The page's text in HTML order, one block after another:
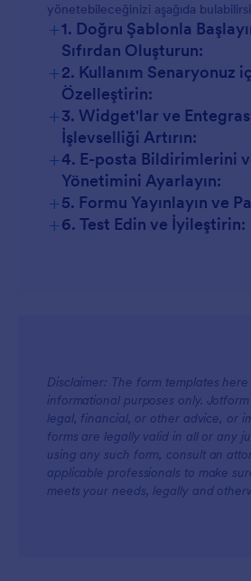
yönetebileceğinizi aşağıda
+1. Doğru Şablonla
Sıfırdan Oluşturun:
+2. Kullanım Senaryonuz
Özelleştirin:
+3. Widget'lar ve
İşlevselliği Artırın:
+4. E-posta Bildirimlerini
Yönetimini Ayarlayın:
+5. Formu Yayınlayın ve
+6. Test Edin ve İyileştirin:
Disclaimer: The form templates
informational purposes only.
legal, financial, or other advice, or
forms are legally valid in all or any
using any such form, consult an
applicable professionals to make
meets your needs, legally and